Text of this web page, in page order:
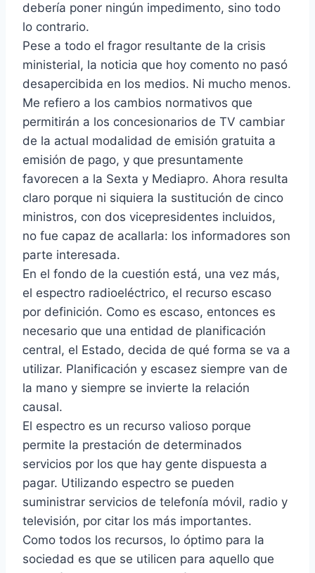
debería poner ningún impedimento, sino todo
lo contrario.
Pese a todo el fragor resultante de la crisis
ministerial, la noticia que hoy comento no pasó
desapercibida en los medios. Ni mucho menos.
Me refiero a los cambios normativos que
permitirán a los concesionarios de TV cambiar
de la actual modalidad de emisión gratuita a
emisión de pago, y que presuntamente
favorecen a la Sexta y Mediapro. Ahora resulta
claro porque ni siquiera la sustitución de cinco
ministros, con dos vicepresidentes incluidos,
no fue capaz de acallarla: los informadores son
parte interesada.
En el fondo de la cuestión está, una vez más,
el espectro radioeléctrico, el recurso escaso
por definición. Como es escaso, entonces es
necesario que una entidad de planificación
central, el Estado, decida de qué forma se va a
utilizar. Planificación y escasez siempre van de
la mano y siempre se invierte la relación
causal.
El espectro es un recurso valioso porque
permite la prestación de determinados
servicios por los que hay gente dispuesta a
pagar. Utilizando espectro se pueden
suministrar servicios de telefonía móvil, radio y
televisión, por citar los más importantes.
Como todos los recursos, lo óptimo para la
sociedad es que se utilicen para aquello que